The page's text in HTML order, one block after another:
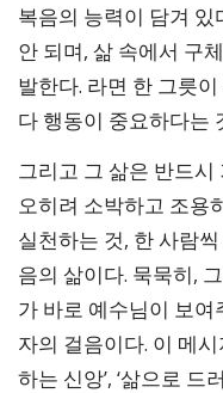
복음의 능력이 담겨
안 되며, 삶 속에서 구
발한다. 라면 한 그릇
다 행동이 중요하다는
그리고 그 삶은 반드
오히려 소박하고 조용
실천하는 것, 한 사람
음의 삶이다. 묵묵히,
가 바로 예수님이 보
자의 걸음이다. 이 메시
하는 신앙’, ‘삶으로 드